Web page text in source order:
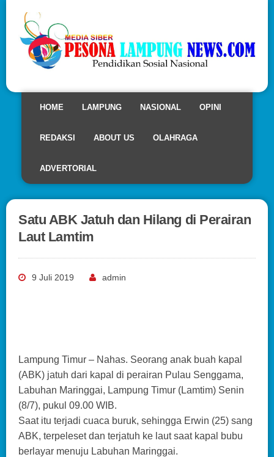
HOME LAMPUNG NASIONAL OPINI
REDAKSI ABOUT US OLAHRAGA
ADVERTORIAL
Satu ABK Jatuh dan Hilang di Perairan
Laut Lamtim
9 Juli 2019 admin
Lampung Timur – Nahas. Seorang anak buah kapal
(ABK) jatuh dari kapal di perairan Pulau Senggama,
Labuhan Maringgai, Lampung Timur (Lamtim) Senin
(8/7), pukul 09.00 WIB.
Saat itu terjadi cuaca buruk, sehingga Erwin (25) sang
ABK, terpeleset dan terjatuh ke laut saat kapal bubu
berlayar menuju Labuhan Maringgai.